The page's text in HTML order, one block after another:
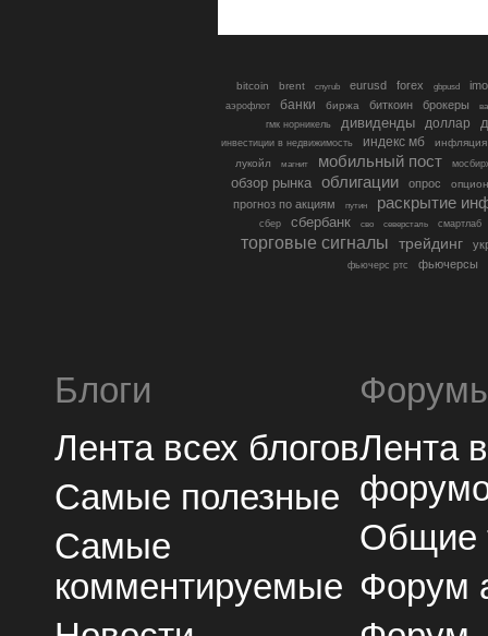
bitcoin brent cnyrub eurusd forex gbpusd
аэрофлот банки биржа биткоин брокеры
гмк норникель
дивиденды доллар
инвестиции в недвижимость индекс мб
инфляция
лукойл
магнит мобильный пост
обзор рынка облигации опрос
прогноз по акциям путин раскрытие
сбер сбербанк сво северсталь смартлаб
торговые сигналы трейдинг
фьючерс ртс фьючерсы
Блоги
Лента всех блогов
Самые полезные
Самые
комментируемые
Лента
Общие
Форум